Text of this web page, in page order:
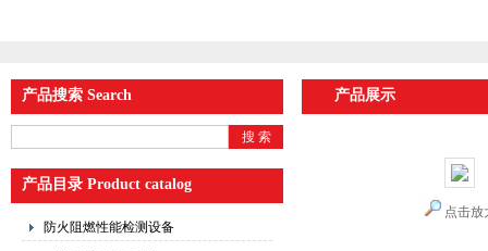
产品搜索 Search
产品目录 Product catalog
防火阻燃性能检测设备
产品展示
点击放